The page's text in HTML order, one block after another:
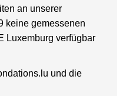
an unserer
keine gemessenen
Luxemburg verfügbar
und die